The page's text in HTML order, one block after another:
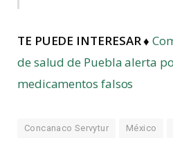
TE PUEDE INTERESAR ♦
de salud de Puebla alerta
medicamentos falsos
Concanaco Servytur México